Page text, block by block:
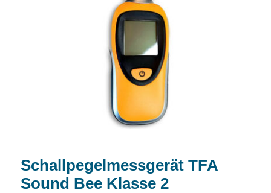
Schallpegelmessgerät TFA Sound Bee
Klasse 2
Schallpegelmessgerät TFA
Sound Bee Klasse 2